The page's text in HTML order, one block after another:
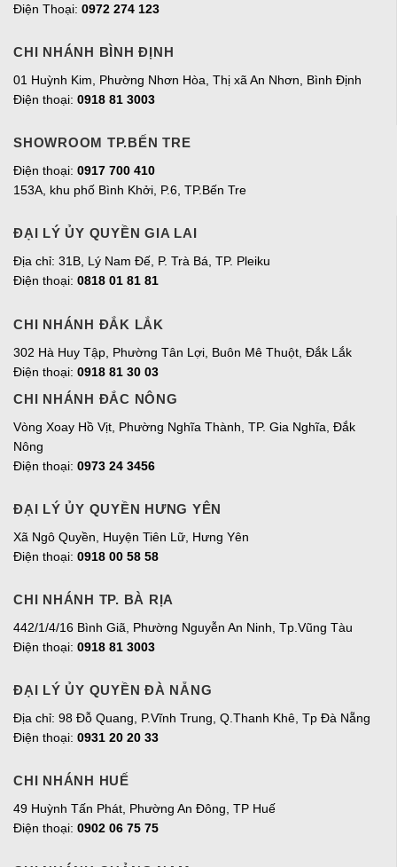
Điện Thoại: 0972 274 123
CHI NHÁNH BÌNH ĐỊNH
01 Huỳnh Kim, Phường Nhơn Hòa, Thị xã An Nhơn, Bình Định
Điện thoại: 0918 81 3003
SHOWROOM TP.BẾN TRE
Điện thoại: 0917 700 410
153A, khu phố Bình Khởi, P.6, TP.Bến Tre
ĐẠI LÝ ỦY QUYỀN GIA LAI
Địa chỉ: 31B, Lý Nam Đế, P. Trà Bá, TP. Pleiku
Điện thoại: 0818 01 81 81
CHI NHÁNH ĐẮK LẮK
302 Hà Huy Tập, Phường Tân Lợi, Buôn Mê Thuột, Đắk Lắk
Điện thoại: 0918 81 30 03
CHI NHÁNH ĐẮC NÔNG
Vòng Xoay Hồ Vịt, Phường Nghĩa Thành, TP. Gia Nghĩa, Đắk
Nông
Điện thoại: 0973 24 3456
ĐẠI LÝ ỦY QUYỀN HƯNG YÊN
Xã Ngô Quyền, Huyện Tiên Lữ, Hưng Yên
Điện thoại: 0918 00 58 58
CHI NHÁNH TP. BÀ RỊA
442/1/4/16 Bình Giã, Phường Nguyễn An Ninh, Tp.Vũng Tàu
Điện thoại: 0918 81 3003
ĐẠI LÝ ỦY QUYỀN ĐÀ NẴNG
Địa chỉ: 98 Đỗ Quang, P.Vĩnh Trung, Q.Thanh Khê, Tp Đà Nẵng
Điện thoại: 0931 20 20 33
CHI NHÁNH HUẾ
49 Huỳnh Tấn Phát, Phường An Đông, TP Huế
Điện thoại: 0902 06 75 75